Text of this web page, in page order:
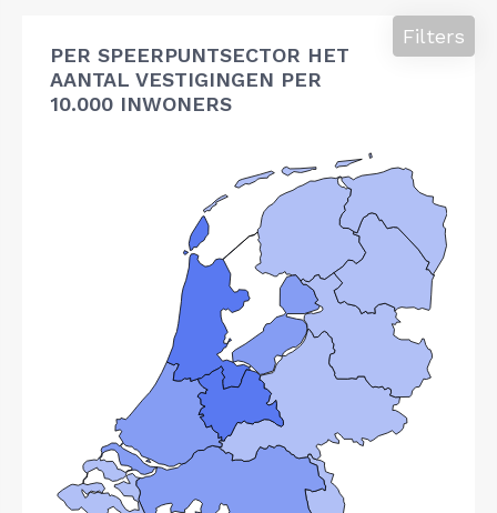
PER SPEERPUNTSECTOR HET
AANTAL VESTIGINGEN PER
10.000 INWONERS
Filters